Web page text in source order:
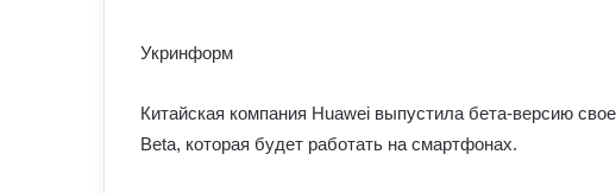
Укринформ
Китайская компания Huawei выпустила бета-версию
Beta, которая будет работать на смартфонах.